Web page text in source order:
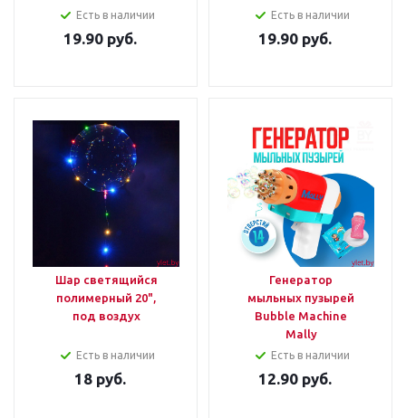
Есть в наличии
19.90руб.
Есть в наличии
19.90руб.
Шар светящийся
полимерный 20",
под воздух
Есть в наличии
18руб.
Генератор
мыльных пузырей
Bubble Machine
Mally
Есть в наличии
12.90руб.